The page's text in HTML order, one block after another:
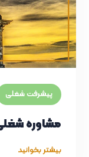
پیشرفت شغلی
مشاوره شغلی
بیشتر بخوانید